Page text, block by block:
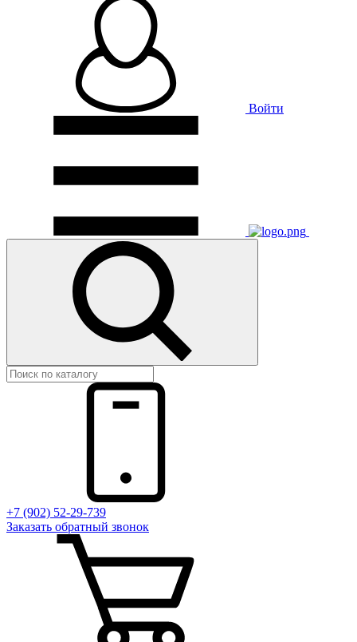
Войти
+7 (902) 52-29-739
Заказать обратный звонок